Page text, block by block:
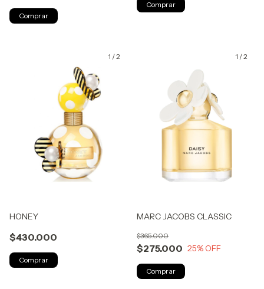
1 /2
HONEY
$430.000
1 /2
MARC JACOBS CLASSIC
$275.000
$365.000
25% OFF